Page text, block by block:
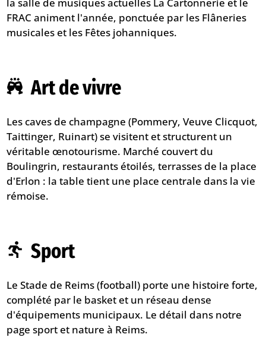
FRAC animent l'année, ponctuée par les Flâneries
musicales et les Fêtes johanniques.
Art de vivre
Les caves de champagne (Pommery, Veuve Clicquot,
Taittinger, Ruinart) se visitent et structurent un
véritable œnotourisme. Marché couvert du
Boulingrin, restaurants étoilés, terrasses de la place
d'Erlon : la table tient une place centrale dans la vie
rémoise.
Sport
Le Stade de Reims (football) porte une histoire forte,
complété par le basket et un réseau dense
d'équipements municipaux. Le détail dans notre
pagesport et nature à Reims.